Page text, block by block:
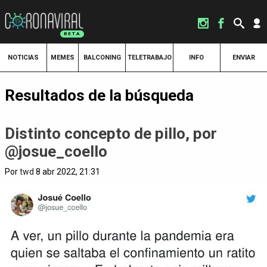
NOTICIAS MEMES BALCONING TELETRABAJO INFO ENVIAR
Resultados de la búsqueda
Distinto concepto de pillo, por
@josue_coello
Portwd 8 abr 2022, 21:31